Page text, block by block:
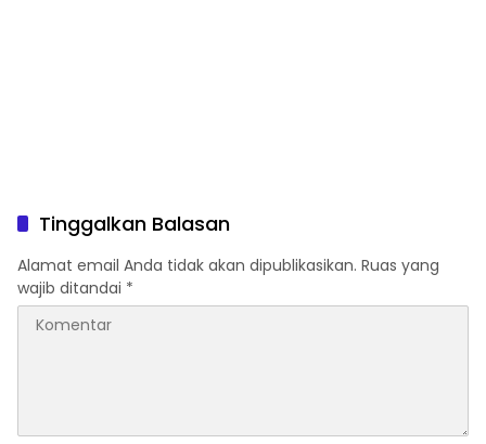
Tinggalkan Balasan
Alamat email Anda tidak akan dipublikasikan. Ruas yang
wajib ditandai *